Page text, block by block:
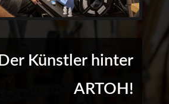
Der Künstler hinter
ARTOH!